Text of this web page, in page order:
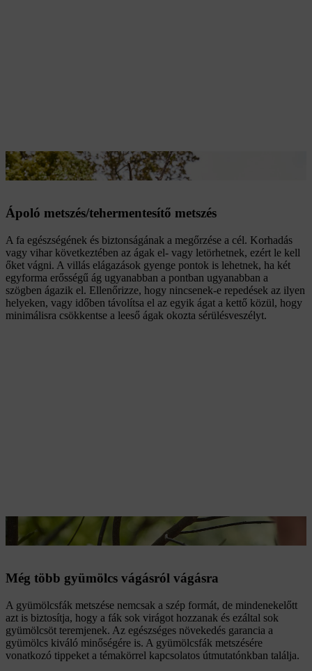
Egy villás elágazás levágása a STIHL GTA 26 készülékkel
Ápoló metszés/tehermentesítő metszés
A fa egészségének és biztonságának a megőrzése a cél. Korhadás
vagy vihar következtében az ágak el- vagy letörhetnek, ezért le kell
őket vágni. A villás elágazások gyenge pontok is lehetnek, ha két
egyforma erősségű ág ugyanabban a pontban ugyanabban a
szögben ágazik el. Ellenőrizze, hogy nincsenek-e repedések az ilyen
helyeken, vagy időben távolítsa el az egyik ágat a kettő közül, hogy
minimálisra csökkentse a leeső ágak okozta sérülésveszélyt.
A gyümölcsfák metszése biztosítja a jó termést.
Még több gyümölcs vágásról vágásra
A gyümölcsfák metszése nemcsak a szép formát, de mindenekelőtt
azt is biztosítja, hogy a fák sok virágot hozzanak és ezáltal sok
gyümölcsöt teremjenek. Az egészséges növekedés garancia a
gyümölcs kiváló minőségére is. A gyümölcsfák metszésére
vonatkozó tippeket a témakörrel kapcsolatos útmutatónkban találja.